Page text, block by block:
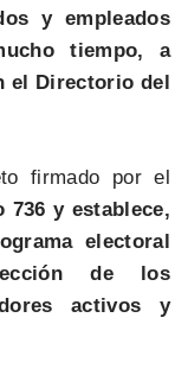
y empleados
tiempo, a
el Directorio del
firmado por el
736 y establece,
electoral
de los
activos y